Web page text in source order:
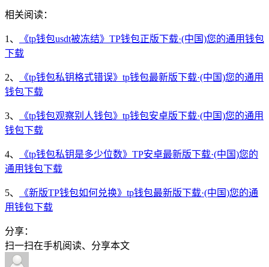
相关阅读：
1、
《tp钱包usdt被冻结》TP钱包正版下载·(中国)您的通用钱包
下载
2、
《tp钱包私钥格式错误》tp钱包最新版下载·(中国)您的通用
钱包下载
3、
《tp钱包观察别人钱包》tp钱包安卓版下载·(中国)您的通用
钱包下载
4、
《tp钱包私钥是多少位数》TP安卓最新版下载·(中国)您的
通用钱包下载
5、
《新版TP钱包如何兑换》tp钱包最新版下载·(中国)您的通
用钱包下载
分享：
扫一扫在手机阅读、分享本文